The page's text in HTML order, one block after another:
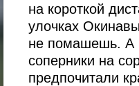
на короткой
улочках
не помашешь. А
соперники на
предпочитали